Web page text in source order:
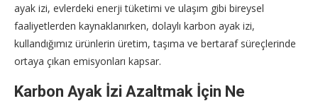
ayak izi, evlerdeki enerji tüketimi ve ulaşım gibi bireysel
faaliyetlerden kaynaklanırken, dolaylı karbon ayak izi,
kullandığımız ürünlerin üretim, taşıma ve bertaraf süreçlerinde
ortaya çıkan emisyonları kapsar.
Karbon Ayak İzi Azaltmak İçin Ne